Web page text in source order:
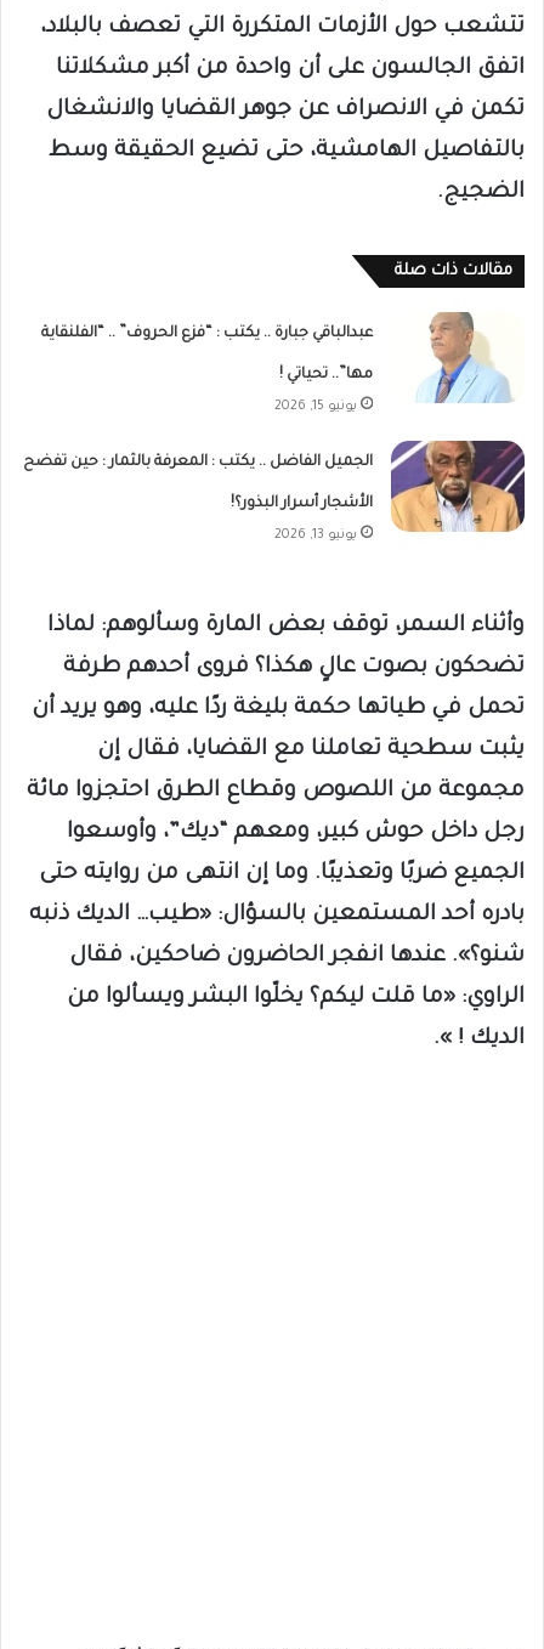
تتشعب حول الأزمات المتكررة التي تعصف بالبلاد،
اتفق الجالسون على أن واحدة من أكبر مشكلاتنا
تكمن في الانصراف عن جوهر القضايا والانشغال
بالتفاصيل الهامشية، حتى تضيع الحقيقة وسط
الضجيج.
مقالات ذات صلة
عبدالباقي جبارة .. يكتب : “فزع الحروف” .. “الفلنقاية
مها”.. تحياتي !
يونيو 15, 2026
الجميل الفاضل .. يكتب : المعرفة بالثمار : حين تفضح
الأشجار أسرار البذور؟!
يونيو 13, 2026
وأثناء السمر، توقف بعض المارة وسألوهم: لماذا
تضحكون بصوت عالٍ هكذا؟ فروى أحدهم طرفة
تحمل في طياتها حكمة بليغة ردًا عليه، وهو يريد أن
يثبت سطحية تعاملنا مع القضايا، فقال إن
مجموعة من اللصوص وقطاع الطرق احتجزوا مائة
رجل داخل حوش كبير، ومعهم “ديك”، وأوسعوا
الجميع ضربًا وتعذيبًا. وما إن انتهى من روايته حتى
بادره أحد المستمعين بالسؤال: «طيب… الديك ذنبه
شنو؟». عندها انفجر الحاضرون ضاحكين، فقال
الراوي: «ما قلت ليكم؟ يخلّوا البشر ويسألوا من
الديك ! ».